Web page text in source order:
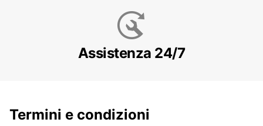
Assistenza 24/7
Termini e condizioni